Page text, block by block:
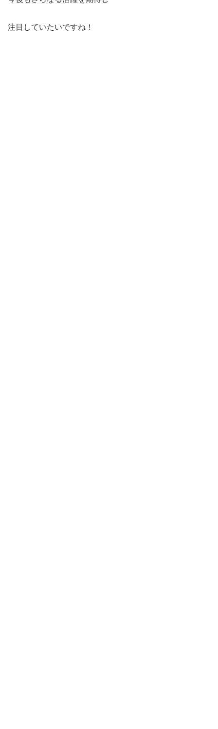
注目していたいですね！